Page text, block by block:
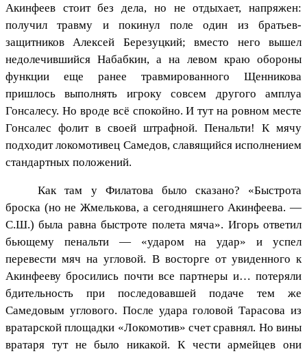
Акинфеев стоит без дела, но не отдыхает, напряжен:
получил травму и покинул поле один из братьев-
защитников Алексей Березуцкий; вместо него вышел
недолечившийся Набабкин, а на левом краю обороны
функции еще ранее травмированного Щенникова
пришлось выполнять игроку совсем другого амплуа
Гонсалесу. Но вроде всё спокойно. И тут на ровном месте
Гонсалес фолит в своей штрафной. Пенальти! К мячу
подходит локомотивец Самедов, славящийся исполнением
стандартных положений.
Как там у Филатова было сказано? «Быстрота
броска (но не Жмелькова, а сегодняшнего Акинфеева. —
С.Ш.) была равна быстроте полета мяча». Игорь ответил
бьющему пенальти — «ударом на удар» и успел
перевести мяч на угловой. В восторге от увиденного к
Акинфееву бросились почти все партнеры и… потеряли
бдительность при последовавшей подаче тем же
Самедовым углового. После удара головой Тарасова из
вратарской площадки «Локомотив» счет сравнял. Но вины
вратаря тут не было никакой. К чести армейцев они